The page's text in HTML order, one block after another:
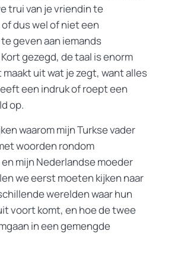
trui van je vriendin te
dus wel of niet een
geven aan iemands
gezegd, de taal is enorm
uit wat je zegt, want alles
een indruk of roept een
op.
waarom mijn Turkse vader
woorden rondom
mijn Nederlandse moeder
we eerst moeten kijken naar
werelden waar hun
voort komt, en hoe de twee
in een gemengde